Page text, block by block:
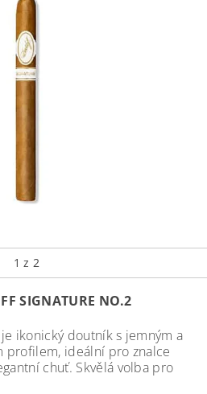
1 z 2
SIGNATURE NO.2
ikonický doutník s jemným a
profilem, ideální pro znalce
chuť. Skvělá volba pro